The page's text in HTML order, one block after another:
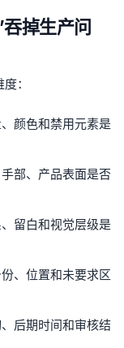
掉生产问
：
颜色和禁用元素是
部、产品表面是否
留白和视觉层级是
、位置和未要求区
后期时间和审核结